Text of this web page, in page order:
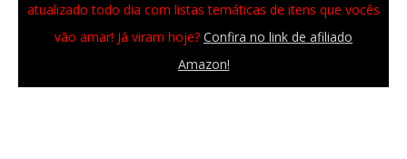
atualizado todo dia com listas temáticas de itens que vocês
vão amar! Já viram hoje? Confira no link de afiliado
Amazon!